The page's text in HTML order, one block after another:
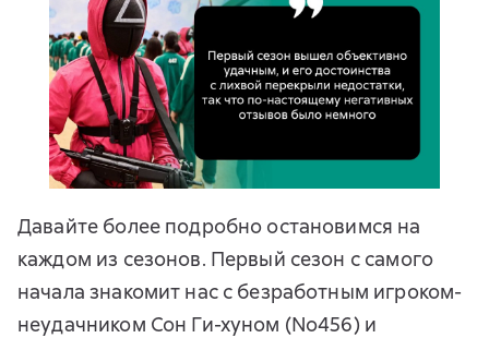
Давайте более подробно остановимся на
каждом из сезонов. Первый сезон с самого
начала знакомит нас с безработным игроком-
неудачником Сон Ги-хуном (No456) и